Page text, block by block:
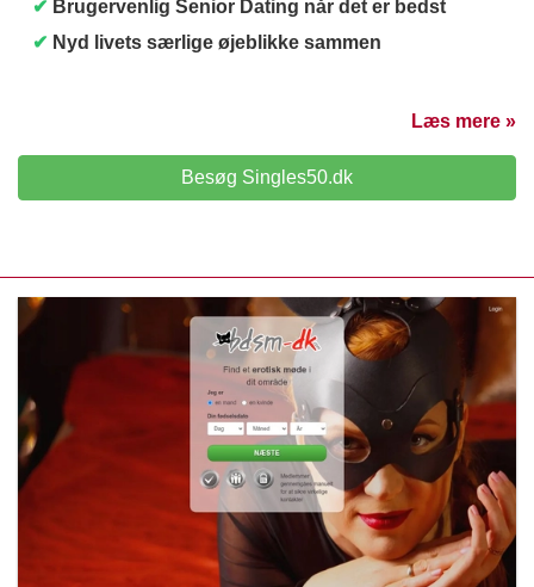
✔ Brugervenlig Senior Dating når det er bedst
✔ Nyd livets særlige øjeblikke sammen
Læs mere »
Besøg Singles50.dk